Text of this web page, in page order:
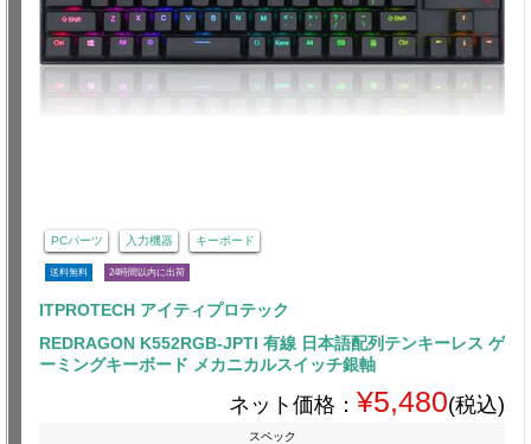
PCパーツ 入力機器 キーボード
送料無料 24時間以内に出荷
ITPROTECH アイティプロテック
REDRAGON K552RGB-JPTI 有線 日本語配列テンキーレス ゲ
ーミングキーボード メカニカルスイッチ銀軸
ネット価格： ¥5,480(税込)
スペック